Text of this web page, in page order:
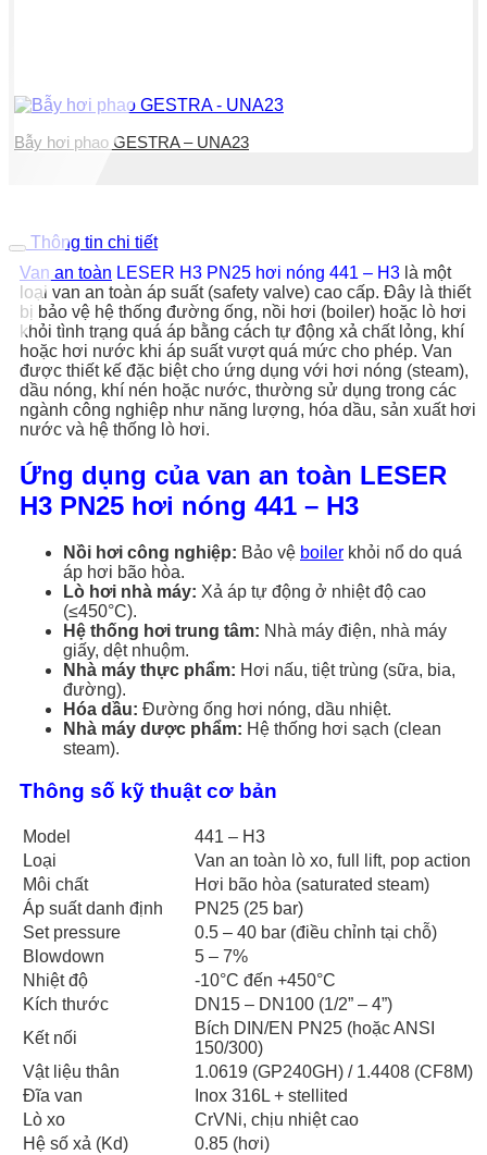
Bẫy hơi phao GESTRA – UNA23
Thông tin chi tiết
Van an toàn LESER H3 PN25 hơi nóng 441 – H3 là một
loại van an toàn áp suất (safety valve) cao cấp. Đây là thiết
bị bảo vệ hệ thống đường ống, nồi hơi (boiler) hoặc lò hơi
khỏi tình trạng quá áp bằng cách tự động xả chất lỏng, khí
hoặc hơi nước khi áp suất vượt quá mức cho phép. Van
được thiết kế đặc biệt cho ứng dụng với hơi nóng (steam),
dầu nóng, khí nén hoặc nước, thường sử dụng trong các
ngành công nghiệp như năng lượng, hóa dầu, sản xuất hơi
nước và hệ thống lò hơi.
Ứng dụng của van an toàn LESER
H3 PN25 hơi nóng 441 – H3
Nồi hơi công nghiệp: Bảo vệ boiler khỏi nổ do quá
áp hơi bão hòa.
Lò hơi nhà máy: Xả áp tự động ở nhiệt độ cao
(≤450°C).
Hệ thống hơi trung tâm: Nhà máy điện, nhà máy
giấy, dệt nhuộm.
Nhà máy thực phẩm: Hơi nấu, tiệt trùng (sữa, bia,
đường).
Hóa dầu: Đường ống hơi nóng, dầu nhiệt.
Nhà máy dược phẩm: Hệ thống hơi sạch (clean
steam).
Thông số kỹ thuật cơ bản
Model
441 – H3
Loại
Van an toàn lò xo, full lift, pop action
Môi chất
Hơi bão hòa (saturated steam)
Áp suất danh định
PN25 (25 bar)
Set pressure
0.5 – 40 bar (điều chỉnh tại chỗ)
Blowdown
5 – 7%
Nhiệt độ
-10°C đến +450°C
Kích thước
DN15 – DN100 (1/2” – 4”)
Kết nối
Bích DIN/EN PN25 (hoặc ANSI
150/300)
Vật liệu thân
1.0619 (GP240GH) / 1.4408 (CF8M)
Đĩa van
Inox 316L + stellited
Lò xo
CrVNi, chịu nhiệt cao
Hệ số xả (Kd)
0.85 (hơi)